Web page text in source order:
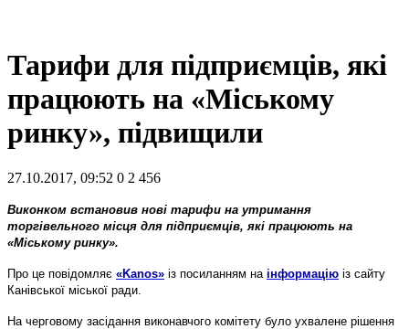
Тарифи для підприємців, які
працюють на «Міському
ринку», підвищили
27.10.2017, 09:52 0 2 456
Виконком встановив нові тарифи на утримання
торгівельного місця для підприємців, які працюють на
«Міському ринку».
Про це повідомляє «Kanos» із посиланням на інформацію із сайту
Канівської міської ради.
На черговому засідання виконавчого комітету було ухвалене рішення